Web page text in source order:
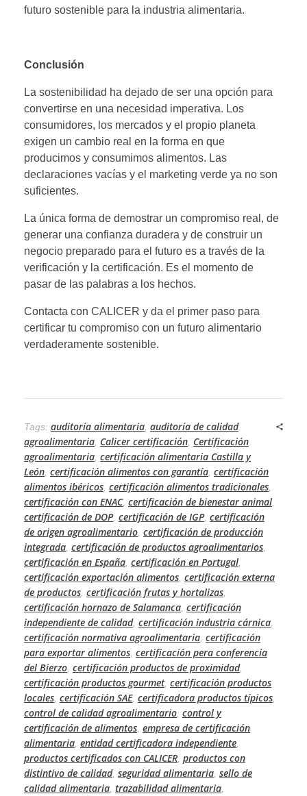
futuro sostenible para la industria alimentaria.
Conclusión
La sostenibilidad ha dejado de ser una opción para
convertirse en una necesidad imperativa. Los
consumidores, los mercados y el propio planeta
exigen un cambio real en la forma en que
producimos y consumimos alimentos. Las
declaraciones vacías y el marketing verde ya no son
suficientes.
La única forma de demostrar un compromiso real, de
generar una confianza duradera y de construir un
negocio preparado para el futuro es a través de la
verificación y la certificación. Es el momento de
pasar de las palabras a los hechos.
Contacta con CALICER y da el primer paso para
certificar tu compromiso con un futuro alimentario
verdaderamente sostenible.
Tags: auditoría alimentaria auditoría de calidad
agroalimentaria Calicer certificación Certificación
agroalimentaria certificación alimentaria Castilla y
León certificación alimentos con garantía certificación
alimentos ibéricos certificación alimentos tradicionales
certificación con ENAC, certificación de bienestar animal
certificación de DOP, certificación de IGP, certificación
de origen agroalimentario certificación de producción
integrada certificación de productos agroalimentarios
certificación en España certificación en Portugal
certificación exportación alimentos certificación externa
de productos certificación frutas y hortalizas
certificación hornazo de Salamanca certificación
independiente de calidad, certificación industria cárnica
certificación normativa agroalimentaria certificación
para exportar alimentos certificación pera conferencia
del Bierzo certificación productos de proximidad,
certificación productos gourmet, certificación productos
locales certificación SAE, certificadora productos típicos
control de calidad agroalimentario control y
certificación de alimentos empresa de certificación
alimentaria entidad certificadora independiente
productos certificados con CALICER productos con
distintivo de calidad, seguridad alimentaria sello de
calidad alimentaria trazabilidad alimentaria